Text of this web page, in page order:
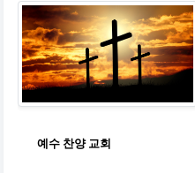
예수 찬양 교회